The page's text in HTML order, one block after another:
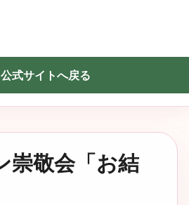
公式サイトへ戻る
崇敬会「お結